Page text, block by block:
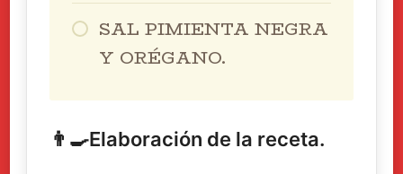
SAL PIMIENTA NEGRA
Y ORÉGANO.
👨‍🍳Elaboración de la receta.